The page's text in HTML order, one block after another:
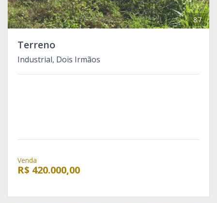
87
Terreno
Industrial, Dois Irmãos
Venda
R$ 420.000,00